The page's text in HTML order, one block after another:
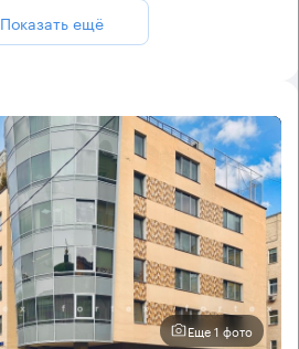
Показать ещё
Еще 1 фото